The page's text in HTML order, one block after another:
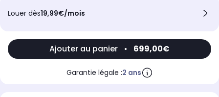
Louer dès19,99€/mois
Ajouter au panier • 699,00€
Garantie légale :2 ans